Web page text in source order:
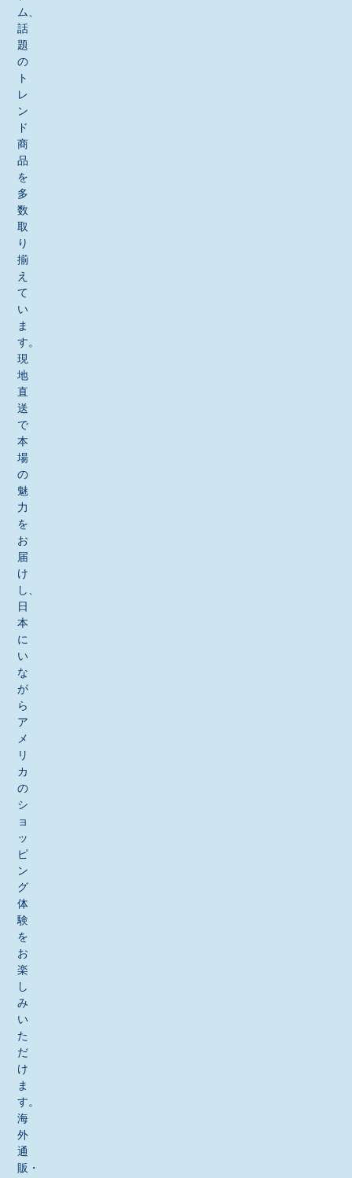
ム、
話
題
の
ト
レ
ン
ド
商
品
を
多
数
取
り
揃
え
て
い
ま
す。
現
地
直
送
で
本
場
の
魅
力
を
お
届
け
し、
日
本
に
い
な
が
ら
ア
メ
リ
カ
の
シ
ョ
ッ
ピ
ン
グ
体
験
を
お
楽
し
み
い
た
だ
け
ま
す。
海
外
通
販・